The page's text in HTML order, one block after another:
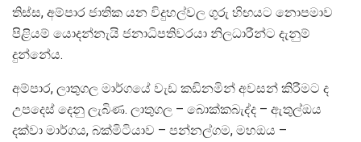
තිස්ස, අම්පාර ජාතික යන විදුහල්වල ගුරු හිඟයට නොපමාව
පිළියම් යොදන්නැයි ජනාධිපතිවරයා නිලධාරීන්ට දැනුම්
දුන්නේය.
අම්පාර, ලාතුගල මාර්ගයේ වැඩ කඩිනමින් අවසන් කිරීමට ද
උපදෙස් දෙනු ලැබිණ. ලාතුගල – බොක්කබැද්ද – ඇතුල්ඔය
දක්වා මාර්ගය, බක්මිටියාව – පන්නල්ගම, මහඔය –